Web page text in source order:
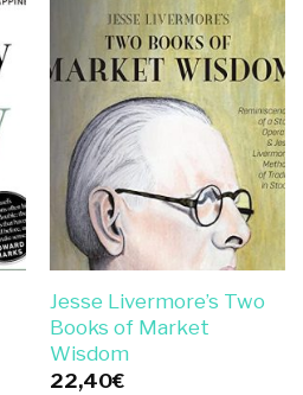
Jesse Livermore’s Two
Books of Market
Wisdom
22,40€